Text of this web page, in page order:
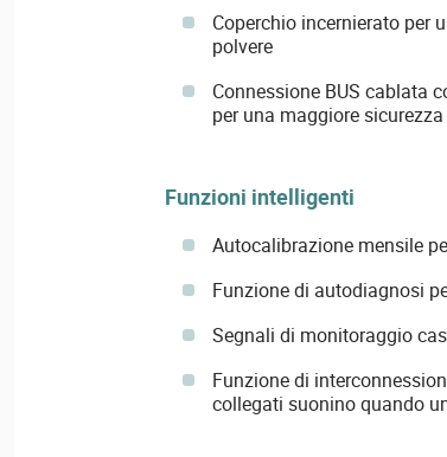
Coperchio incernierato per
polvere
Connessione BUS cablata
per una maggiore sicurezza
Funzioni intelligenti
Autocalibrazione mensile
Funzione di autodiagnosi
Segnali di monitoraggio
Funzione di
collegati suonino quando